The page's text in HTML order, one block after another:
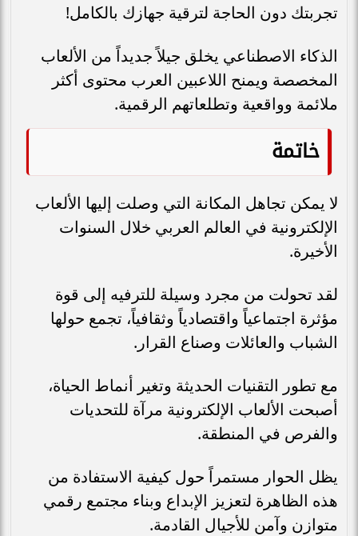
تجربتك دون الحاجة لترقية جهازك بالكامل!
الذكاء الاصطناعي يخلق جيلاً جديداً من الألعاب
المخصصة ويمنح اللاعبين العرب محتوى أكثر
ملائمة وواقعية وتطلعاتهم الرقمية.
خاتمة
لا يمكن تجاهل المكانة التي وصلت إليها الألعاب
الإلكترونية في العالم العربي خلال السنوات
الأخيرة.
لقد تحولت من مجرد وسيلة للترفيه إلى قوة
مؤثرة اجتماعياً واقتصادياً وثقافياً، تجمع حولها
الشباب والعائلات وصناع القرار.
مع تطور التقنيات الحديثة وتغير أنماط الحياة،
أصبحت الألعاب الإلكترونية مرآة للتحديات
والفرص في المنطقة.
يظل الحوار مستمراً حول كيفية الاستفادة من
هذه الظاهرة لتعزيز الإبداع وبناء مجتمع رقمي
متوازن وآمن للأجيال القادمة.